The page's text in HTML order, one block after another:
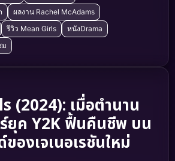
ผลงาน Rachel McAdams
รีวิว Mean Girls
หนังDrama
ม
(2024): เมื่อตำนาน
ยุค Y2K ฟื้นคืนชีพ บน
ของเจเนอเรชันใหม่